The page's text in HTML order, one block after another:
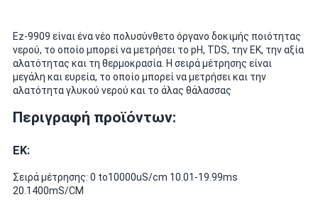
Ez-9909 είναι ένα νέο πολυσύνθετο όργανο δοκιμής ποιότητας
νερού, το οποίο μπορεί να μετρήσει το pH, TDS, την ΕΚ, την αξία
αλατότητας και τη θερμοκρασία. Η σειρά μέτρησης είναι
μεγάλη και ευρεία, το οποίο μπορεί να μετρήσει και την
αλατότητα γλυκού νερού και το άλας θάλασσας
Περιγραφή προϊόντων:
ΕΚ:
Σειρά μέτρησης: 0 to10000uS/cm 10.01-19.99ms
20.1400mS/CM